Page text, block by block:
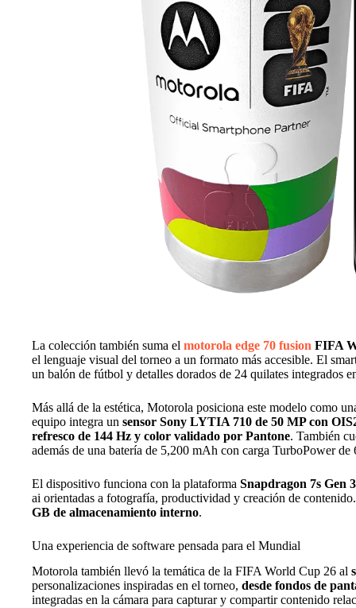
La colección también suma el motorola edge 70 fusion FIFA
el lenguaje visual del torneo a un formato más accesible. El
un balón de fútbol y detalles dorados de 24 quilates integrados
Más allá de la estética, Motorola posiciona este modelo como
equipo integra un sensor Sony LYTIA 710 de 50 MP con
refresco de 144 Hz y color validado por Pantone. También
además de una batería de 5,200 mAh con carga TurboPower de
El dispositivo funciona con la plataforma Snapdragon 7s Gen
ai orientadas a fotografía, productividad y creación de
GB de almacenamiento interno.
Una experiencia de software pensada para el Mundial
Motorola también llevó la temática de la FIFA World Cup 26 al
personalizaciones inspiradas en el torneo, desde fondos de
integradas en la cámara para capturar y compartir contenido